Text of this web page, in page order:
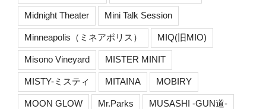
Midnight Theater Mini Talk Session
Minneapolis（ミネアポリス） MIQ(旧MIO)
Misono Vineyard MISTER MINIT
MISTY-ミスティ MITAINA MOBIRY
MOON GLOW Mr.Parks MUSASHI -GUN道-